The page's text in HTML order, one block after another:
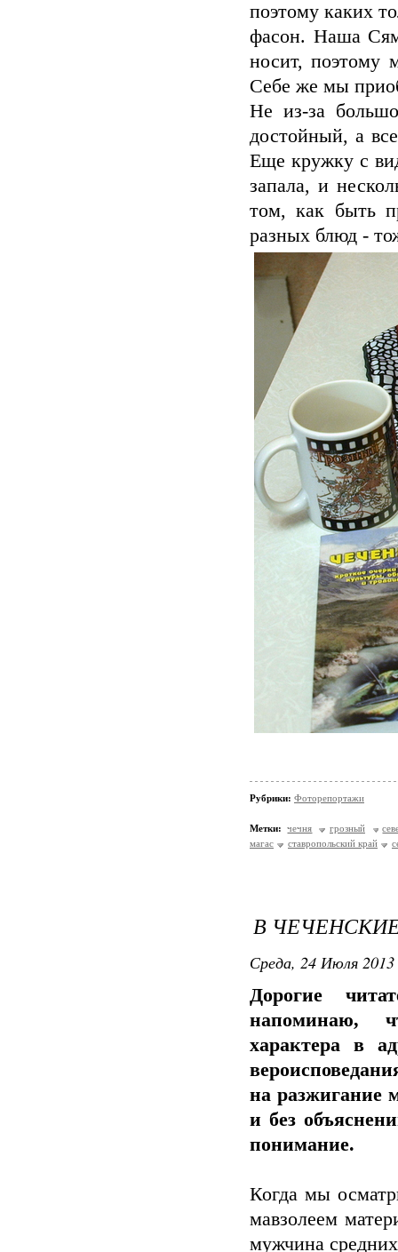
поэтому каких
фасон. Наша
носит, поэтому
Себе же мы
Не из-за
достойный, а
Еще кружку с
запала, и
том, как быть
разных блюд -
Рубрики: Фоторепортажи
Метки: чечня грозный
магас
ставропольский край
В
Среда, 24 Июля
Дорогие
напоминаю,
характера в
на разжигание
и без
понимание.
Когда мы
мавзолеем
мужчина средних